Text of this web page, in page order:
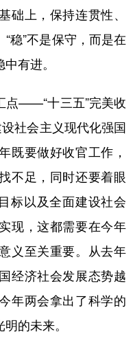
础上，保持连贯性、
稳”不是保守，而是在
有进。
——“十三五”完美收
社会主义现代化强国
既要做好收官工作，
不足，同时还要着眼
标以及全面建设社会
现，这都需要在今年
义至关重要。从去年
经济社会发展态势越
年两会拿出了科学的
的未来。